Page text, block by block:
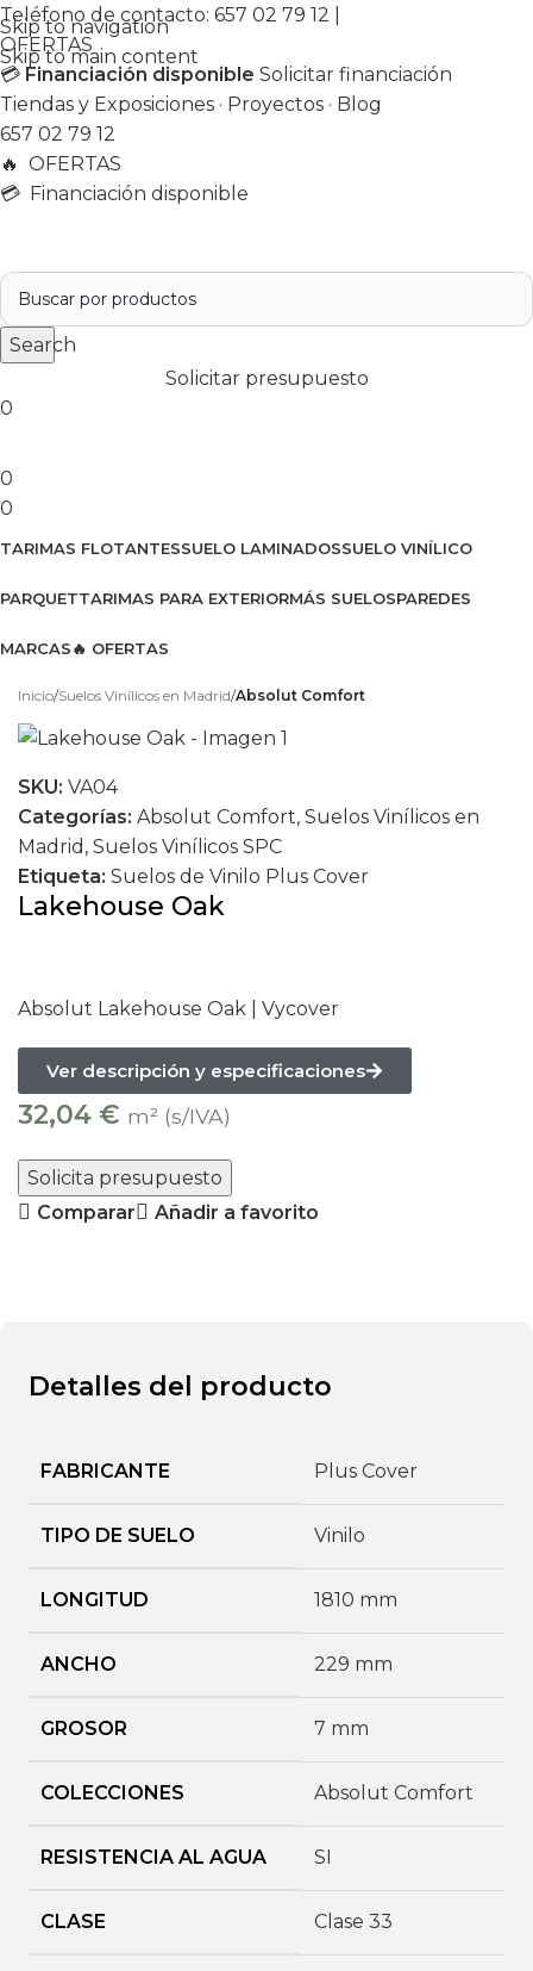
Skip to navigation
Skip to main content
Teléfono de contacto: 657 02 79 12
OFERTAS
💳 Financiación disponible Solicitar financiación
Tiendas y Exposiciones · Proyectos · Blog
657 02 79 12
🔥 OFERTAS
💳 Financiación disponible
Search
Solicitar presupuesto
0
0
0
TARIMAS FLOTANTESSUELO LAMINADOSSUELO VINÍLICO
PARQUETTARIMAS PARA EXTERIORMÁS SUELOSPAREDES
MARCAS🔥 OFERTAS
Ver catálogo 2026
Inicio Suelos Vinílicos en Madrid Absolut Comfort
SKU: VA04
Categorías: Absolut Comfort, Suelos Vinílicos en
Madrid , Suelos Vinílicos SPC
Etiqueta: Suelos de Vinilo Plus Cover
Lakehouse Oak
Absolut Lakehouse Oak | Vycover
Ver descripción y especificaciones
32,04 € m² (s/IVA)
Solicita presupuesto
Comparar
Añadir a favorito
Detalles del producto
FABRICANTE Plus Cover
TIPO DE SUELO Vinilo
LONGITUD 1810 mm
ANCHO 229 mm
GROSOR 7 mm
COLECCIONES Absolut Comfort
RESISTENCIA AL AGUA SI
CLASE Clase 33